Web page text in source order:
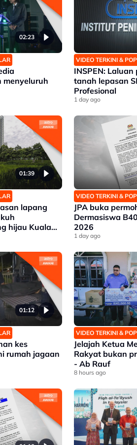
02:23
menyeluruh
VIDEO TERKINI &
INSPEN:
tanah lepasan
Profesional
1 day ago
01:39
lapang
hijau Kuala
VIDEO TERKINI &
JPA buka
Dermasiswa
2026
1 day ago
01:12
kes
rumah jagaan
VIDEO TERKINI &
Jelajah Ketua
Rakyat bukan
- Ab Rauf
8 hours ago